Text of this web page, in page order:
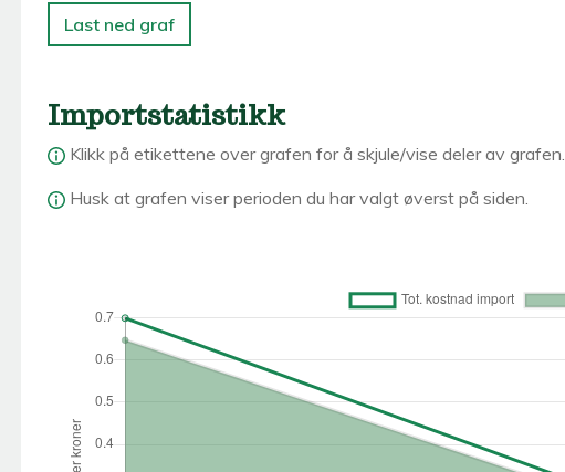
Last ned graf
Importstatistikk
Klikk på etikettene over grafen for å skjule/vise deler av grafen.
Husk at grafen viser perioden du har valgt øverst på siden.